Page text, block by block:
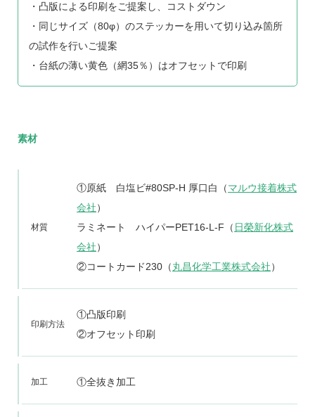
・凸版による印刷をご提案し、コストダウン
・同じサイズ（80φ）のステッカーを用いて切り込み箇所
の試作を行いご提案
・台紙の薄い黄色（網35％）はオフセットで印刷
素材
材質
①原紙 白塩ビ#80SP-H 厚口白（マルウ接着株式
会社）
ラミネート ハイパーPET16-L-F（ 日榮新化株式
会社）
②コートカード230（丸昌化学工業株式会社）
印刷方法
①凸版印刷
②オフセット印刷
加工 ①全抜き加工